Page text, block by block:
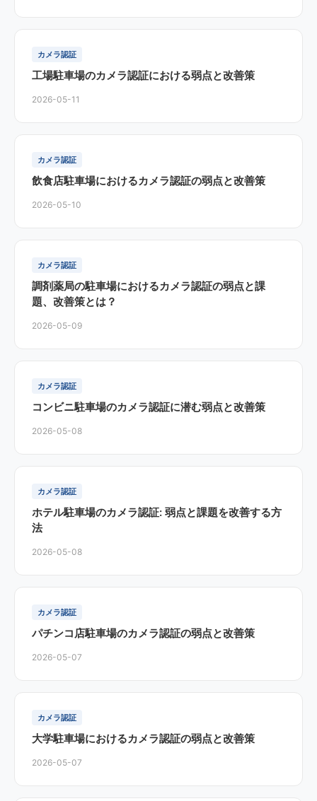
カメラ認証
工場駐車場のカメラ認証における弱点と改善策
2026-05-11
カメラ認証
飲食店駐車場におけるカメラ認証の弱点と改善策
2026-05-10
カメラ認証
調剤薬局の駐車場におけるカメラ認証の弱点と課
題、改善策とは？
2026-05-09
カメラ認証
コンビニ駐車場のカメラ認証に潜む弱点と改善策
2026-05-08
カメラ認証
ホテル駐車場のカメラ認証: 弱点と課題を改善する方
法
2026-05-08
カメラ認証
パチンコ店駐車場のカメラ認証の弱点と改善策
2026-05-07
カメラ認証
大学駐車場におけるカメラ認証の弱点と改善策
2026-05-07